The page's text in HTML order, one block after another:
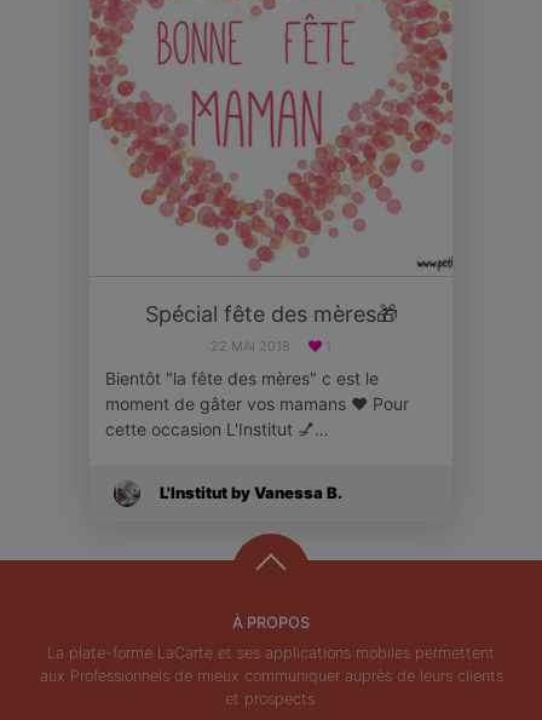
Spécial fête des mères🎁
22 MAI 2018 1
Bientôt "la fête des mères" c est le
moment de gâter vos mamans ❤️ Pour
cette occasion L'Institut 💅…
L'Institut by Vanessa B.
À PROPOS
La plate-forme LaCarte et ses applications mobiles permettent
aux Professionnels de mieux communiquer auprès de leurs clients
et prospects.